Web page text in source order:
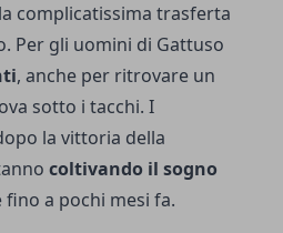
complicatissima trasferta
Per gli uomini di Gattuso
, anche per ritrovare un
sotto i tacchi. I
la vittoria della
coltivando il sogno
fino a pochi mesi fa.